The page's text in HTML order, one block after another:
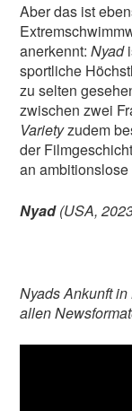
Aber das ist
anerkennt:Nyad
sportliche
zu selten
zwischen zwei
Varietyzudem
der
an
Nyad(USA,
Nyads Ankunft
allen